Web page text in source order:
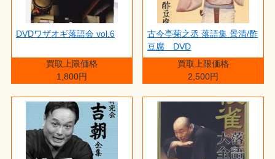
DVDワザオギ落語会 vol.6
買取上限価格
1,800円
古今亭菊之丞 落語集 景清/酢
豆腐 DVD
買取上限価格
2,500円